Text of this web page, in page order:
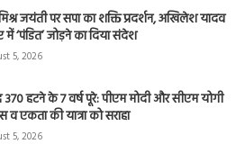
जयंती पर सपा का शक्ति प्रदर्शन, अखिलेश यादव
में ‘पंडित’ जोड़ने का दिया संदेश
5, 2026
हटने के 7 वर्ष पूरे: पीएम मोदी और सीएम योगी
व एकता की यात्रा को सराहा
5, 2026